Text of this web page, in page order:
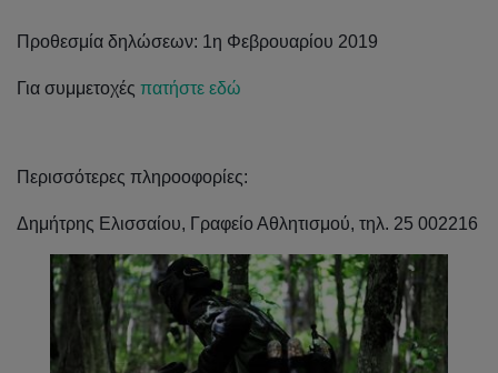
Προθεσμία δηλώσεων: 1 η Φεβρουαρίου 2019
Για συμμετοχές πατήστε εδώ
Περισσότερες πληροοφορίες:
Δημήτρης Ελισσαίου, Γραφείο Αθλητισμού, τηλ. 25 002216
Κατανομή